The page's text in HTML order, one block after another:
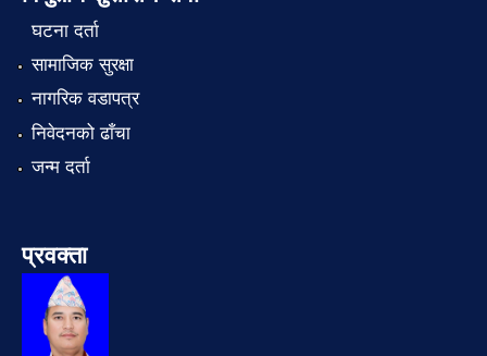
घटना दर्ता
सामाजिक सुरक्षा
नागरिक वडापत्र
निवेदनको ढाँचा
जन्म दर्ता
प्रवक्ता